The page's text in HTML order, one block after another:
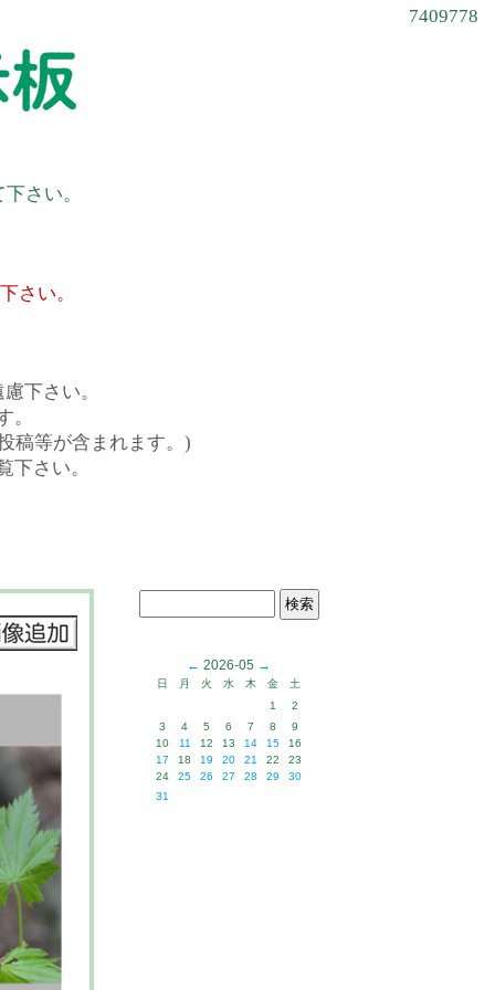
7409778
さい。
さい。
下さい。
。
稿等が含まれます。)
下さい。
← 2026-05 →
日 月 火 水 木 金
土
1
2
3
4 5 6 7 8
9
10
11 12 13 14 15
16
17
18 19 20 21 22
23
24
25 26 27 28 29
30
31